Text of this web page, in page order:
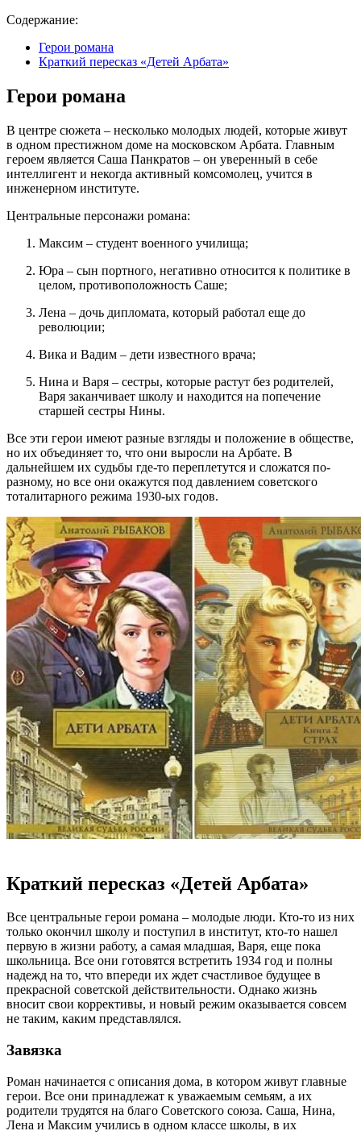
Содержание:
Герои романа
Краткий пересказ «Детей Арбата»
Герои романа
В центре сюжета – несколько молодых людей, которые живут
в одном престижном доме на московском Арбата. Главным
героем является Саша Панкратов – он уверенный в себе
интеллигент и некогда активный комсомолец, учится в
инженерном институте.
Центральные персонажи романа:
Максим – студент военного училища;
Юра – сын портного, негативно относится к политике в
целом, противоположность Саше;
Лена – дочь дипломата, который работал еще до
революции;
Вика и Вадим – дети известного врача;
Нина и Варя – сестры, которые растут без родителей,
Варя заканчивает школу и находится на попечение
старшей сестры Нины.
Все эти герои имеют разные взгляды и положение в обществе,
но их объединяет то, что они выросли на Арбате. В
дальнейшем их судьбы где-то переплетутся и сложатся по-
разному, но все они окажутся под давлением советского
тоталитарного режима 1930-ых годов.
Краткий пересказ «Детей Арбата»
Все центральные герои романа – молодые люди. Кто-то из них
только окончил школу и поступил в институт, кто-то нашел
первую в жизни работу, а самая младшая, Варя, еще пока
школьница. Все они готовятся встретить 1934 год и полны
надежд на то, что впереди их ждет счастливое будущее в
прекрасной советской действительности. Однако жизнь
вносит свои коррективы, и новый режим оказывается совсем
не таким, каким представлялся.
Завязка
Роман начинается с описания дома, в котором живут главные
герои. Все они принадлежат к уважаемым семьям, а их
родители трудятся на благо Советского союза. Саша, Нина,
Лена и Максим учились в одном классе школы, в их